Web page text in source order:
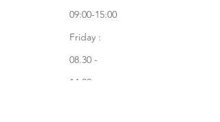
09:00-15:00
Friday :
08.30 -
14:30